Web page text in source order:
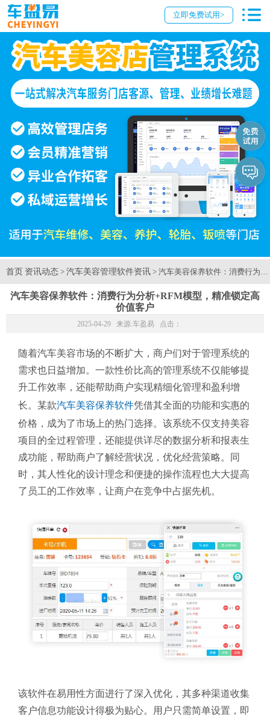
立即免费试用>
首页 资讯动态 > 汽车美容管理软件资讯 > 汽车美容保养软件：消费行为
汽车美容保养软件：消费行为分析+RFM模型，精准锁定高
价值客户
2025-04-29 来源:车盈易 点击：
随着汽车美容市场的不断扩大，商户们对于管理系统的
需求也日益增加。一款性价比高的管理系统不仅能够提
升工作效率，还能帮助商户实现精细化管理和盈利增
长。某款汽车美容保养软件凭借其全面的功能和实惠的
价格，成为了市场上的热门选择。该系统不仅支持美容
项目的全过程管理，还能提供详尽的数据分析和报表生
成功能，帮助商户了解经营状况，优化经营策略。同
时，其人性化的设计理念和便捷的操作流程也大大提高
了员工的工作效率，让商户在竞争中占据先机。
该软件在易用性方面进行了深入优化，其多种渠道收集
客户信息功能设计得极为贴心。用户只需简单设置，即